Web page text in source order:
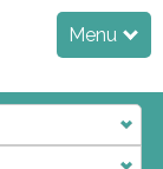
Menu